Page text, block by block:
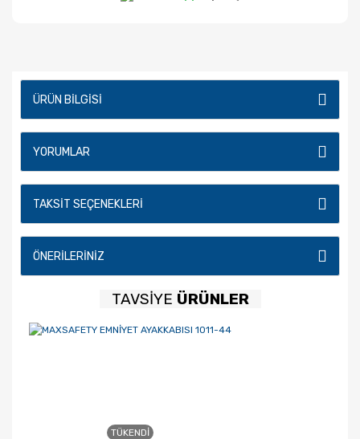
ÜRÜN BILGISI
YORUMLAR
TAKSIT SEÇENEKLERI
ÖNERILERINIZ
TAVSİYE ÜRÜNLER
TÜKENDI